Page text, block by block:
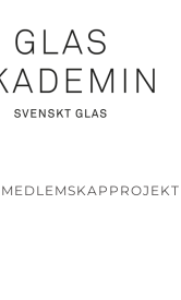
MEDLEMSKAP